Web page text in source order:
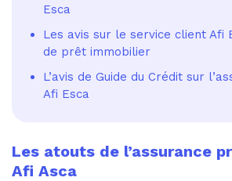
Esca
Les avis sur le service client Afi
de prêt immobilier
L’avis de Guide du Crédit sur
Afi Esca
Les atouts de l’assurance
Afi Asca